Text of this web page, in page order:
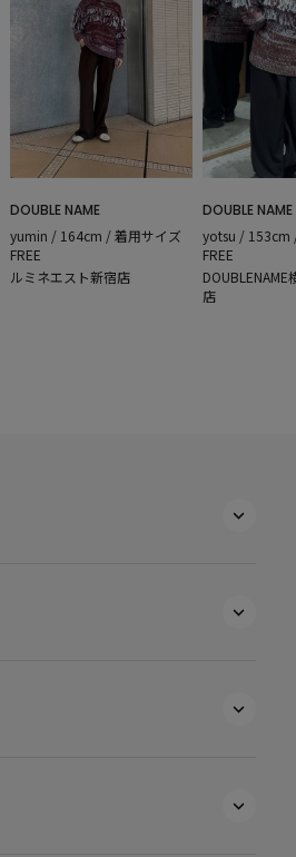
DOUBLE NAME
yumin / 164cm / 着用サイズ
FREE
ルミネエスト新宿店
DOUBLE NAME
yotsu / 153cm
FREE
店